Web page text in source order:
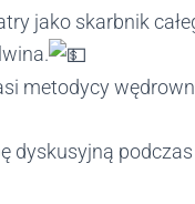
jako skarbnik
metodycy
dyskusyjną podczas